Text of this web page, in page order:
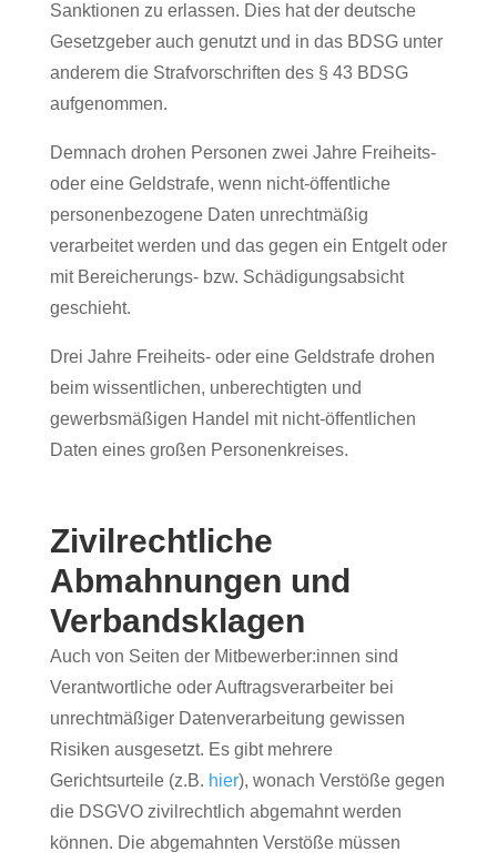
Sanktionen zu erlassen. Dies hat der deutsche
Gesetzgeber auch genutzt und in das BDSG unter
anderem die Strafvorschriften des § 43 BDSG
aufgenommen.
Demnach drohen Personen zwei Jahre Freiheits-
oder eine Geldstrafe, wenn nicht-öffentliche
personenbezogene Daten unrechtmäßig
verarbeitet werden und das gegen ein Entgelt oder
mit Bereicherungs- bzw. Schädigungsabsicht
geschieht.
Drei Jahre Freiheits- oder eine Geldstrafe drohen
beim wissentlichen, unberechtigten und
gewerbsmäßigen Handel mit nicht-öffentlichen
Daten eines großen Personenkreises.
Zivilrechtliche
Abmahnungen und
Verbandsklagen
Auch von Seiten der Mitbewerber:innen sind
Verantwortliche oder Auftragsverarbeiter bei
unrechtmäßiger Datenverarbeitung gewissen
Risiken ausgesetzt. Es gibt mehrere
Gerichtsurteile (z.B. hier), wonach Verstöße gegen
die DSGVO zivilrechtlich abgemahnt werden
können. Die abgemahnten Verstöße müssen